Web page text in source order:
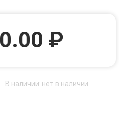
0.00 ₽
В наличии: нет в наличии